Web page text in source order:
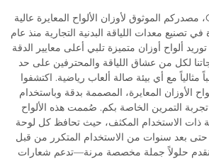
مرحباً بكم في OKPRO، مصدركم الموثوق لأوزان الألواح المعايرة عالية
تصنيع معدات اللياقة البدنية التجارية منذ عام
توريد ألواح أوزان متميزة تلبي أعلى معايير الدقة
لكل من عشاق اللياقة والمحترفين على حد
مع أي بيئة صالة ألعاب رياضية. اكتشفوا
الأوزان المعايرة، المصممة بدقة وباستخدام
تجربة التمرين الخاصة بكم. صُممت هذه الألواح
ذات الاستخدام المكثف، حيث تحافظ كل لوحة
دقة وزن ±0.25% حتى بعد سنوات من الاستخدام المتكرر من قبل
حلولاً جملة مخصصة مرنة—تدعم شعارات